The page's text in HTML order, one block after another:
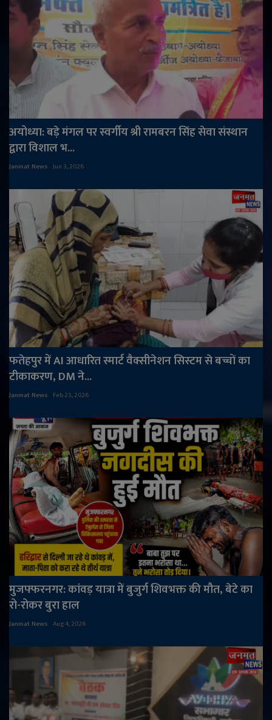
अयोध्या: बड़े मंगल पर स्वर्गीय श्री रामबरन सिंह सेवा संस्थान
द्वारा विशाल भ...
Janmat News Jun 3, 2026
फतेहपुर में AI आधारित स्मार्ट वैक्सीनेशन सिस्टम से बच्चों का
टीकाकरण, DM ने...
Janmat News Feb 23, 2026
मुजफ्फरनगर: कांवड़ यात्रा में बुजुर्ग शिवभक्त की मौत, बेटे का
रो-रोकर बुरा हाल
Janmat News Aug 4, 2026